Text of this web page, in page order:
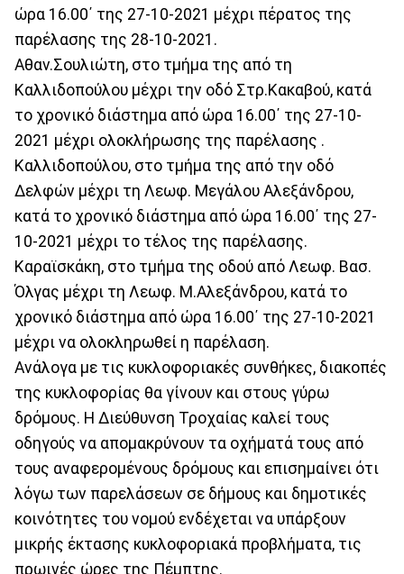
ώρα 16.00΄ της 27-10-2021 μέχρι πέρατος της
παρέλασης της 28-10-2021.
Αθαν.Σουλιώτη, στο τμήμα της από τη
Καλλιδοπούλου μέχρι την οδό Στρ.Κακαβού, κατά
το χρονικό διάστημα από ώρα 16.00΄ της 27-10-
2021 μέχρι ολοκλήρωσης της παρέλασης .
Καλλιδοπούλου, στο τμήμα της από την οδό
Δελφών μέχρι τη Λεωφ. Μεγάλου Αλεξάνδρου,
κατά το χρονικό διάστημα από ώρα 16.00΄ της 27-
10-2021 μέχρι το τέλος της παρέλασης.
Καραϊσκάκη, στο τμήμα της οδού από Λεωφ. Βασ.
Όλγας μέχρι τη Λεωφ. Μ.Αλεξάνδρου, κατά το
χρονικό διάστημα από ώρα 16.00΄ της 27-10-2021
μέχρι να ολοκληρωθεί η παρέλαση.
Ανάλογα με τις κυκλοφοριακές συνθήκες, διακοπές
της κυκλοφορίας θα γίνουν και στους γύρω
δρόμους. Η Διεύθυνση Τροχαίας καλεί τους
οδηγούς να απομακρύνουν τα οχήματά τους από
τους αναφερομένους δρόμους και επισημαίνει ότι
λόγω των παρελάσεων σε δήμους και δημοτικές
κοινότητες του νομού ενδέχεται να υπάρξουν
μικρής έκτασης κυκλοφοριακά προβλήματα, τις
πρωινές ώρες της Πέμπτης.